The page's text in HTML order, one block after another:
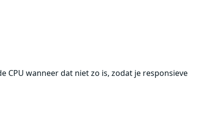
CPU wanneer dat niet zo is, zodat je responsieve